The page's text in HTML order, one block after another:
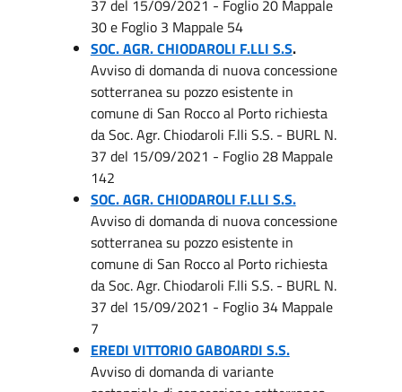
37 del 15/09/2021 - Foglio 20 Mappale
30 e Foglio 3 Mappale 54
SOC. AGR. CHIODAROLI F.LLI S.S.
Avviso di domanda di nuova concessione
sotterranea su pozzo esistente in
comune di San Rocco al Porto richiesta
da Soc. Agr. Chiodaroli F.lli S.S. - BURL N.
37 del 15/09/2021 - Foglio 28 Mappale
142
SOC. AGR. CHIODAROLI F.LLI S.S.
Avviso di domanda di nuova concessione
sotterranea su pozzo esistente in
comune di San Rocco al Porto richiesta
da Soc. Agr. Chiodaroli F.lli S.S. - BURL N.
37 del 15/09/2021 - Foglio 34 Mappale
7
EREDI VITTORIO GABOARDI S.S.
Avviso di domanda di variante